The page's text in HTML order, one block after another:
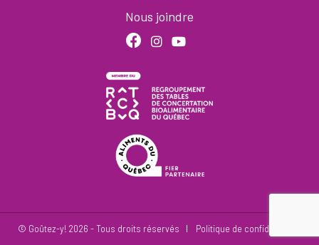
Nous joindre
© Goûtez-y! 2026 Tous droits réservés Politique de confidentialité